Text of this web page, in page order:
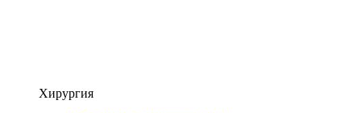
Хирургия